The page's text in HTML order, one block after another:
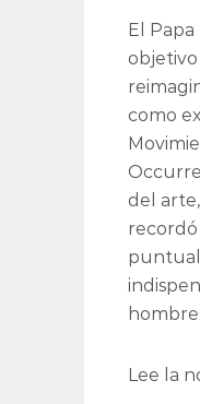
El
como
del
recordó
Lee la